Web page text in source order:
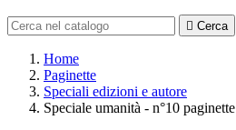
 Cerca
Home
Paginette
Speciali edizioni e autore
Speciale umanità - n°10 paginette